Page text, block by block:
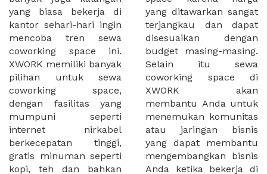
yang biasa bekerja di
kantor sehari-hari ingin
mencoba tren sewa
coworking space ini.
XWORK memiliki banyak
pilihan untuk sewa
coworking space,
dengan fasilitas yang
mumpuni seperti
internet nirkabel
berkecepatan tinggi,
gratis minuman seperti
kopi, teh dan bahkan
yang ditawarkan sangat
terjangkau dan dapat
disesuaikan dengan
budget masing-masing.
Selain itu sewa
coworking space di
XWORK akan
membantu Anda untuk
menemukan komunitas
atau jaringan bisnis
yang dapat membantu
mengembangkan bisnis
Anda ketika bekerja di